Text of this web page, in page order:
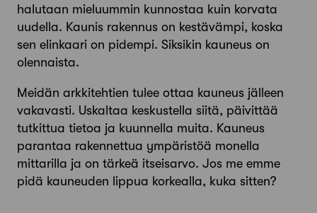
halutaan mieluummin kunnostaa kuin korvata
uudella. Kaunis rakennus on kestävämpi, koska
sen elinkaari on pidempi. Siksi­kin kauneus on
olennaista.
Meidän arkkitehtien tulee ottaa kauneus jälleen
vakavasti. Uskaltaa keskustella siitä, päivittää
tutkittua tietoa ja kuunnella muita. Kauneus
parantaa rakennettua ympäristöä monella
mittarilla ja on tärkeä itseisarvo. Jos me emme
pidä kauneuden lippua korkealla, kuka sitten?